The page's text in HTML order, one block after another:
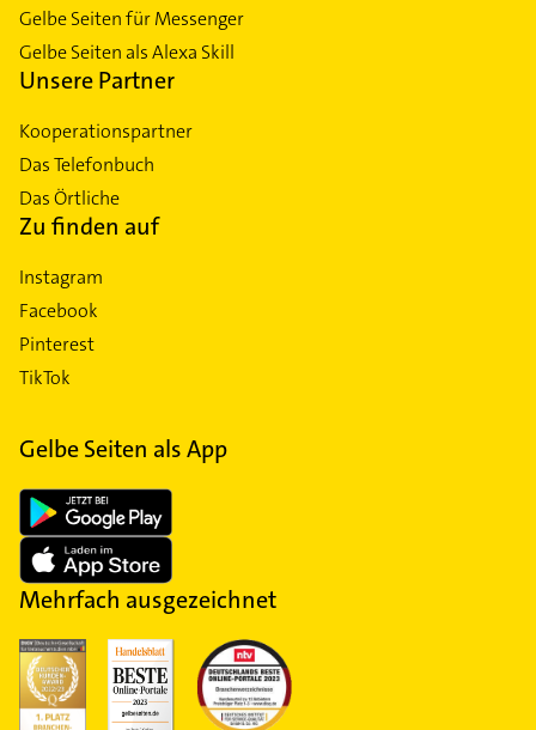
Gelbe Seiten für Messenger
Gelbe Seiten als Alexa Skill
Unsere Partner
Kooperationspartner
Das Telefonbuch
Das Örtliche
Zu finden auf
Instagram
Facebook
Pinterest
TikTok
Gelbe Seiten als App
Mehrfach ausgezeichnet